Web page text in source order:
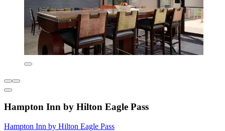
Hampton Inn by Hilton Eagle Pass
Hampton Inn by Hilton Eagle Pass